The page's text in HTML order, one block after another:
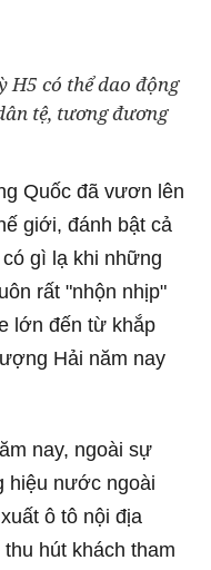
H5 có thể dao động
tệ, tương đương
Quốc đã vươn lên
giới, đánh bật cả
gì lạ khi những
rất "nhộn nhịp"
lớn đến từ khắp
Hải năm nay
nay, ngoài sự
hiệu nước ngoài
ô tô nội địa
hút khách tham